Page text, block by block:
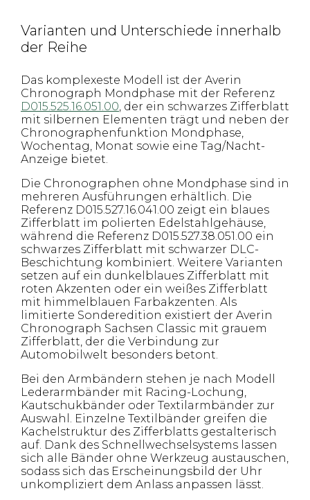
Varianten und Unterschiede innerhalb
der Reihe
Das komplexeste Modell ist der Averin
Chronograph Mondphase mit der Referenz
D015.525.16.051.00, der ein schwarzes Zifferblatt
mit silbernen Elementen trägt und neben der
Chronographenfunktion Mondphase,
Wochentag, Monat sowie eine Tag/Nacht-
Anzeige bietet.
Die Chronographen ohne Mondphase sind in
mehreren Ausführungen erhältlich. Die
Referenz D015.527.16.041.00 zeigt ein blaues
Zifferblatt im polierten Edelstahlgehäuse,
während die Referenz D015.527.38.051.00 ein
schwarzes Zifferblatt mit schwarzer DLC-
Beschichtung kombiniert. Weitere Varianten
setzen auf ein dunkelblaues Zifferblatt mit
roten Akzenten oder ein weißes Zifferblatt
mit himmelblauen Farbakzenten. Als
limitierte Sonderedition existiert der Averin
Chronograph Sachsen Classic mit grauem
Zifferblatt, der die Verbindung zur
Automobilwelt besonders betont.
Bei den Armbändern stehen je nach Modell
Lederarmbänder mit Racing-Lochung,
Kautschukbänder oder Textilarmbänder zur
Auswahl. Einzelne Textilbänder greifen die
Kachelstruktur des Zifferblatts gestalterisch
auf. Dank des Schnellwechselsystems lassen
sich alle Bänder ohne Werkzeug austauschen,
sodass sich das Erscheinungsbild der Uhr
unkompliziert dem Anlass anpassen lässt.